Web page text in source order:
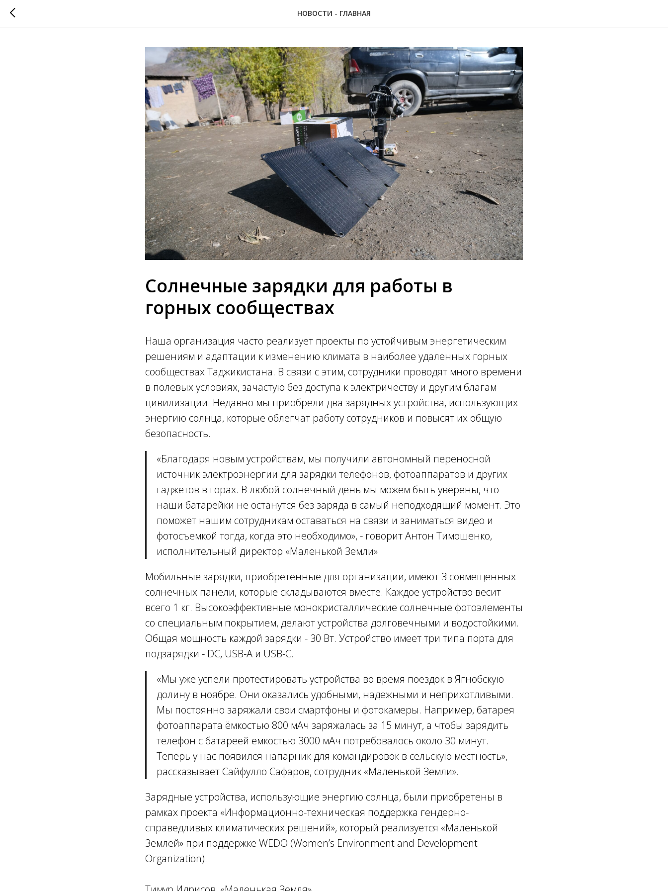
НОВОСТИ - ГЛАВНАЯ
Солнечные зарядки для работы в
горных сообществах
Наша организация часто реализует проекты по устойчивым энергетическим
решениям и адаптации к изменению климата в наиболее удаленных горных
сообществах Таджикистана. В связи с этим, сотрудники проводят много времени
в полевых условиях, зачастую без доступа к электричеству и другим благам
цивилизации. Недавно мы приобрели два зарядных устройства, использующих
энергию солнца, которые облегчат работу сотрудников и повысят их общую
безопасность.
«Благодаря новым устройствам, мы получили автономный переносной
источник электроэнергии для зарядки телефонов, фотоаппаратов и других
гаджетов в горах. В любой солнечный день мы можем быть уверены, что
наши батарейки не останутся без заряда в самый неподходящий момент. Это
поможет нашим сотрудникам оставаться на связи и заниматься видео и
фотосъемкой тогда, когда это необходимо», - говорит Антон Тимошенко,
исполнительный директор «Маленькой Земли»
Мобильные зарядки, приобретенные для организации, имеют 3 совмещенных
солнечных панели, которые складываются вместе. Каждое устройство весит
всего 1 кг. Высокоэффективные монокристаллические солнечные фотоэлементы
со специальным покрытием, делают устройства долговечными и водостойкими.
Общая мощность каждой зарядки - 30 Вт. Устройство имеет три типа порта для
подзарядки - DC, USB-A и USB-C.
«Мы уже успели протестировать устройства во время поездок в Ягнобскую
долину в ноябре. Они оказались удобными, надежными и неприхотливыми.
Мы постоянно заряжали свои смартфоны и фотокамеры. Например, батарея
фотоаппарата ёмкостью 800 мАч заряжалась за 15 минут, а чтобы зарядить
телефон с батареей емкостью 3000 мАч потребовалось около 30 минут.
Теперь у нас появился напарник для командировок в сельскую местность», -
рассказывает Сайфулло Сафаров, сотрудник «Маленькой Земли».
Зарядные устройства, использующие энергию солнца, были приобретены в
рамках проекта «Информационно-техническая поддержка гендерно-
справедливых климатических решений», который реализуется «Маленькой
Землей» при поддержке WEDO (Women’s Environment and Development
Organization).